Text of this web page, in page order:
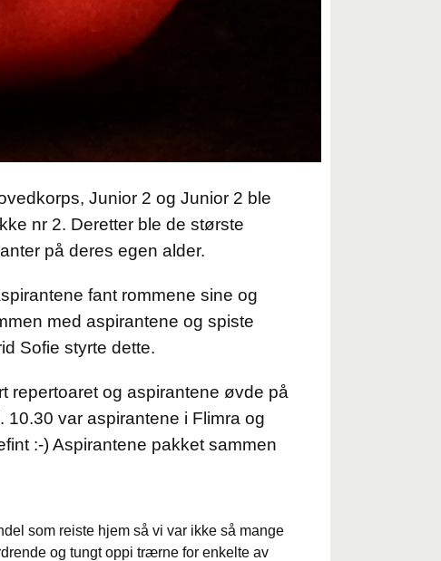
Junior 2 og Junior 2 ble
nr 2. Deretter ble de største
på deres egen alder.
fant rommene sine og
med aspirantene og spiste
Sofie styrte dette.
repertoaret og aspirantene øvde på
var aspirantene i Flimra og
:-) Aspirantene pakket sammen
som reiste hjem så vi var ikke så mange
og tungt oppi trærne for enkelte av